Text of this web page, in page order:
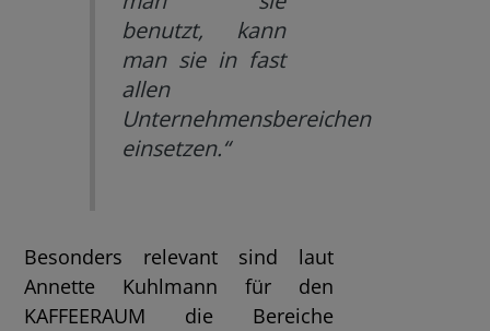
benutzt, kann
man sie in fast
allen
Unternehmensbereichen
einsetzen.“
Besonders relevant sind laut
Annette Kuhlmann für den
KAFFEERAUM die Bereiche